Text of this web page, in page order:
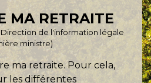
MA RETRAITE
Direction de l'information légale
ministre)
ma retraite. Pour cela,
les différentes